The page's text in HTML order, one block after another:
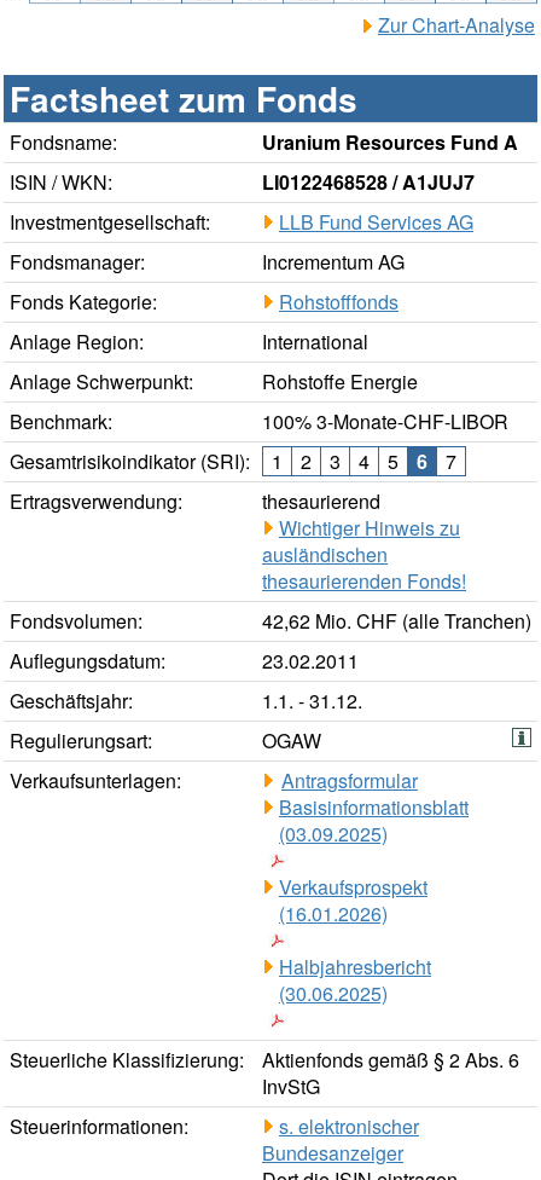
Zur Chart-Analyse
Factsheet zum Fonds
Fondsname:
Uranium Resources Fund A
ISIN / WKN:
LI0122468528 / A1JUJ7
Investmentgesellschaft:
LLB Fund Services AG
Fondsmanager:
Incrementum AG
Fonds Kategorie:
Rohstofffonds
Anlage Region:
International
Anlage Schwerpunkt:
Rohstoffe Energie
Benchmark:
100% 3-Monate-CHF-LIBOR
Gesamtrisikoindikator (SRI):
1 2 3 4 5 6
7
Ertragsverwendung:
thesaurierend
Wichtiger Hinweis zu
ausländischen
thesaurierenden Fonds!
Fondsvolumen:
42,62 Mio. CHF (alle Tranchen)
Auflegungsdatum:
23.02.2011
Geschäftsjahr:
1.1. - 31.12.
Regulierungsart:
OGAW
Verkaufsunterlagen:
Antragsformular
Basisinformationsblatt
(03.09.2025)
Verkaufsprospekt
(16.01.2026)
Halbjahresbericht
(30.06.2025)
Steuerliche Klassifizierung:
Aktienfonds gemäß § 2 Abs. 6
InvStG
Steuerinformationen:
s. elektronischer
Bundesanzeiger